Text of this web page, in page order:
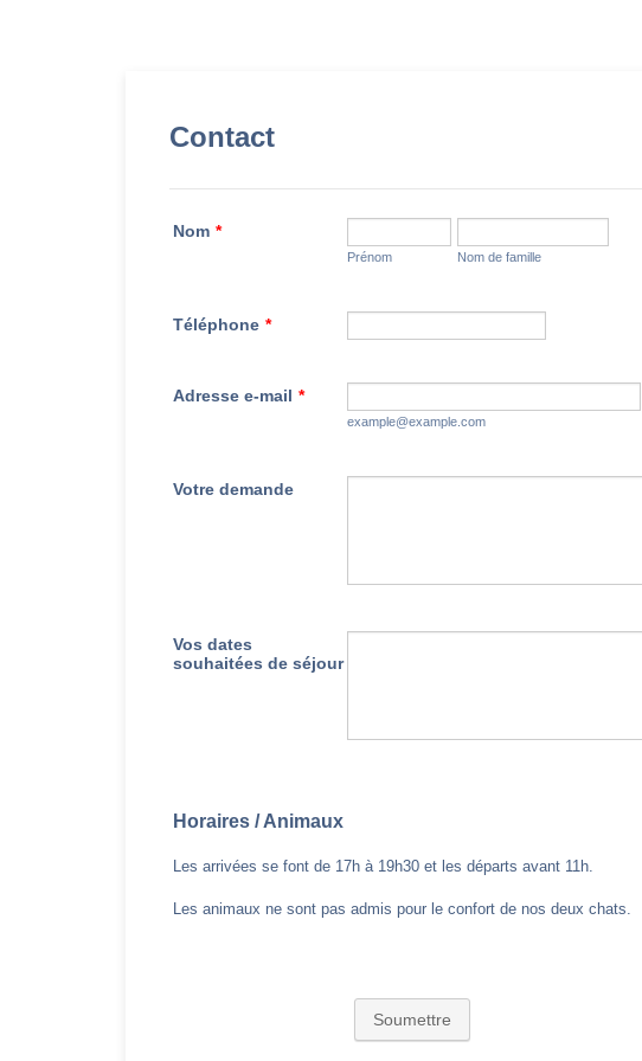
Contact
Nom *
Prénom Nom de famille
Téléphone *
Adresse e-mail *
example@example.com
Votre demande
Vos dates
souhaitées de séjour
Horaires / Animaux
Les arrivées se font de 17h à 19h30 et les départs avant 11h.
Les animaux ne sont pas admis pour le confort de nos deux chats.
Soumettre